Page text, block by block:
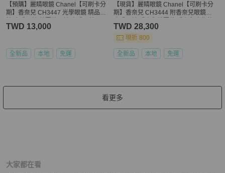
【預購】麗睛眼鏡 Chanel【可刷卡分
期】香奈兒 CH3447 光學眼鏡 精品眼
TWD 13,000
全新品 本地 免運
【現貨】麗睛眼鏡 Chanel【可刷卡分
期】香奈兒 CH3444 附香奈兒眼鏡鏈
TWD 28,300
現折 800
全新品 本地 免運
看更多
大家都在看